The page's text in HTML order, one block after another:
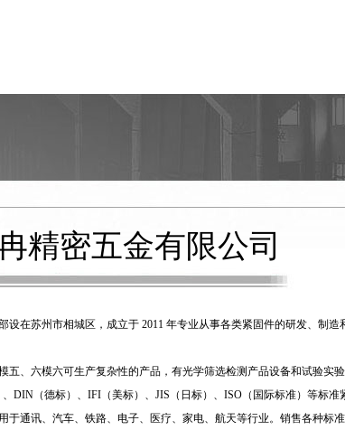
精密五金有限公司
设在苏州市相城区，成立于 2011 年专业从事各类紧固件的研发、制造
五、六模六可生产复杂性的产品，有光学筛选检测产品设备和试验实
DIN（德标）、IFI（美标）、JIS（日标）、ISO（国际标准）等标准
于通讯、汽车、铁路、电子、医疗、家电、航天等行业。销售各种标